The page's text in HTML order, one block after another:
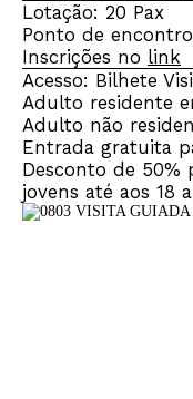
Lotação: 20 Pax
Ponto de
Inscrições no link
Acesso: Bilhete
Adulto residente
Adulto não
Entrada gratuita
Desconto de 50%
jovens até aos 18